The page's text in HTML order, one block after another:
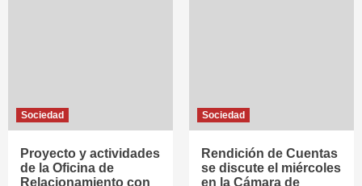
Sociedad
Proyecto y actividades
de la Oficina de
Relacionamiento con
Sociedad
Rendición de Cuentas
se discute el miércoles
en la Cámara de